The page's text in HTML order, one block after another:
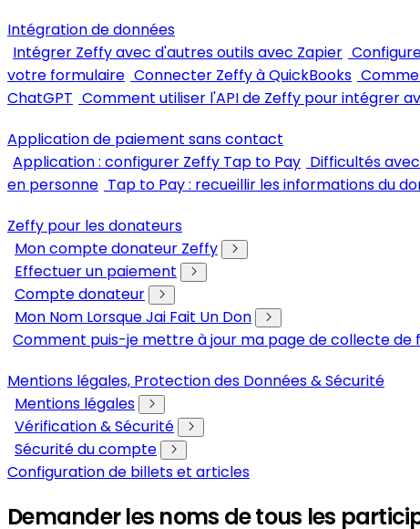
Intégration de données
Intégrer Zeffy avec d'autres outils avec Zapier
votre formulaire Connecter Zeffy à QuickBooks
ChatGPT Comment utiliser l'API de Zeffy pour intégrer
Application de paiement sans contact
Application : configurer Zeffy Tap to Pay Difficultés
en personne Tap to Pay : recueillir les informations du
Zeffy pour les donateurs
Mon compte donateur Zeffy
Effectuer un paiement
Compte donateur
Mon Nom Lorsque Jai Fait Un Don
Comment puis-je mettre à jour ma page de collecte de
Mentions légales, Protection des Données & Sécurité
Mentions légales
Vérification & Sécurité
Sécurité du compte
Configuration de billets et articles
Demander les noms de tous les